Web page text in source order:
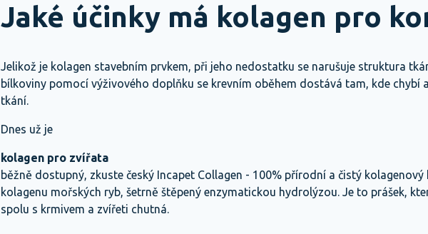
Jaké účinky má kolagen pro
Jelikož je kolagen stavebním prvkem, při jeho nedostatku se narušuje struktura
bílkoviny pomocí výživového doplňku se krevním oběhem dostává tam, kde chybí
tkání.
Dnes už je
kolagen pro zvířata
běžně dostupný, zkuste český Incapet Collagen - 100% přírodní a čistý
kolagenu mořských ryb, šetrně štěpený enzymatickou hydrolýzou. Je to prášek,
spolu s krmivem a zvířeti chutná.